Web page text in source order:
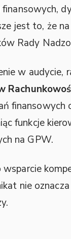
jest to, że
Rady
w audycie,
funkcje
na GPW.
nie oznacza